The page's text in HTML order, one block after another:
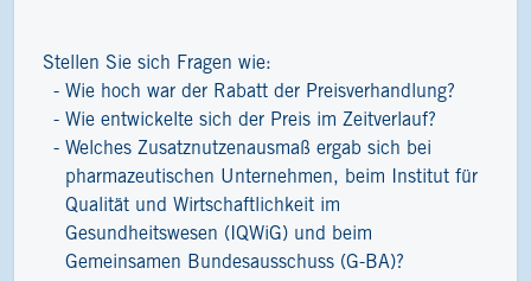
Stellen Sie sich Fragen wie:
Wie hoch war der Rabatt der Preisverhandlung?
Wie entwickelte sich der Preis im Zeitverlauf?
Welches Zusatznutzenausmaß ergab sich bei
pharmazeutischen Unternehmen, beim Institut für
Qualität und Wirtschaftlichkeit im
Gesundheitswesen (IQWiG) und beim
Gemeinsamen Bundesausschuss (G-BA)?